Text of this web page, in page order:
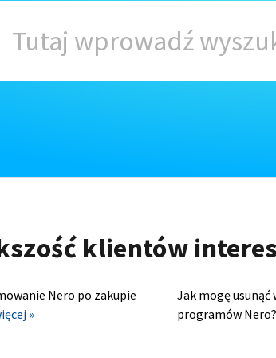
klientów
Nero po zakupie
»
Jak mogę
programów Nero?